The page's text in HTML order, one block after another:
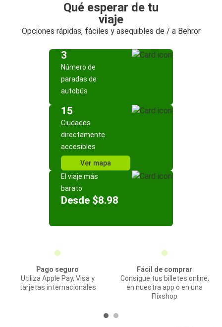
Qué esperar de tu
viaje
Opciones rápidas, fáciles y asequibles de / a Behror
3
Número de
paradas de
autobús
15
Ciudades
directamente
accesibles
Ver mapa
El viaje más
barato
Desde $8.98
Pago seguro
Utiliza Apple Pay, Visa y
tarjetas internacionales
Fácil de comprar
Consigue tus billetes online,
en nuestra app o en una
Flixshop